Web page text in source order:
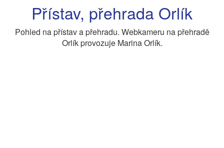
Přístav, přehrada Orlík
Pohled na přístav a přehradu. Webkameru na přehradě
Orlík provozuje Marina Orlík.